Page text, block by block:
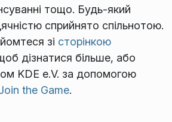
тощо. Будь-який
сприйнято спільнотою.
зі сторінкою
дізнатися більше, або
KDE e.V. за допомогою
the Game.